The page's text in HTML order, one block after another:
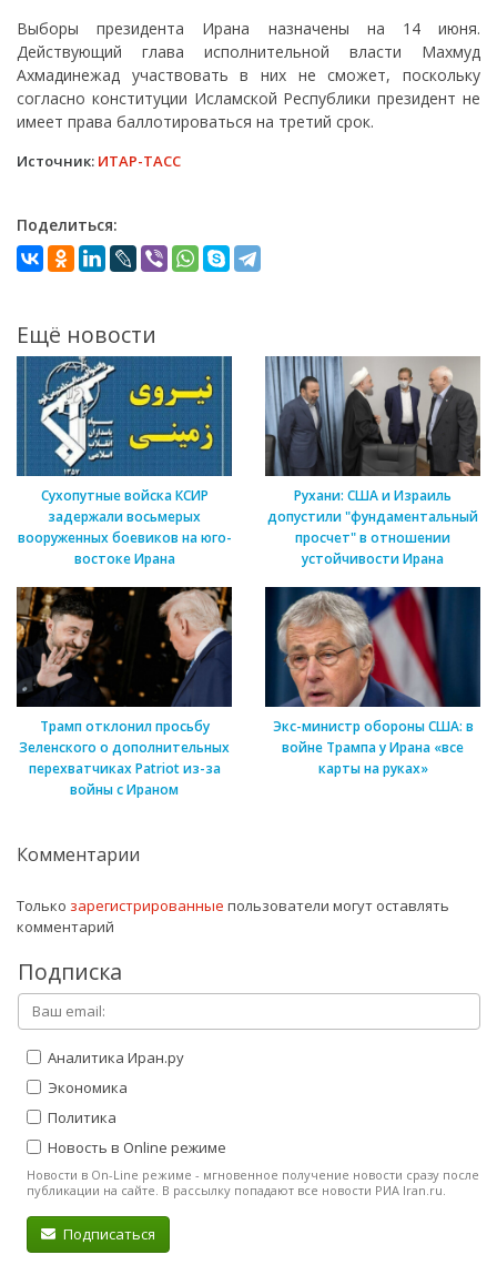
Выборы президента Ирана назначены на 14 июня.
Действующий глава исполнительной власти Махмуд
Ахмадинежад участвовать в них не сможет, поскольку
согласно конституции Исламской Республики президент не
имеет права баллотироваться на третий срок.
Источник: ИТАР-ТАСС
Поделиться:
Ещё новости
Сухопутные войска КСИР
задержали восьмерых
вооруженных боевиков на юго-
востоке Ирана
Рухани: США и Израиль
допустили "фундаментальный
просчет" в отношении
устойчивости Ирана
Трамп отклонил просьбу
Зеленского о дополнительных
перехватчиках Patriot из-за
войны с Ираном
Экс-министр обороны США: в
войне Трампа у Ирана «все
карты на руках»
Комментарии
Только зарегистрированные пользователи могут оставлять
комментарий
Подписка
Аналитика Иран.ру
Экономика
Политика
Новость в Online режиме
Новости в On-Line режиме - мгновенное получение новости сразу после
публикации на сайте. В рассылку попадают все новости РИА Iran.ru.
Подписаться